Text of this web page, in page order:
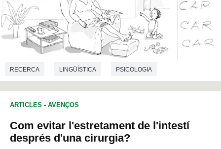
RECERCA LINGÜÍSTICA PSICOLOGIA
ARTICLES - AVENÇOS
Com evitar l'estretament de l'intestí
després d'una cirurgia?